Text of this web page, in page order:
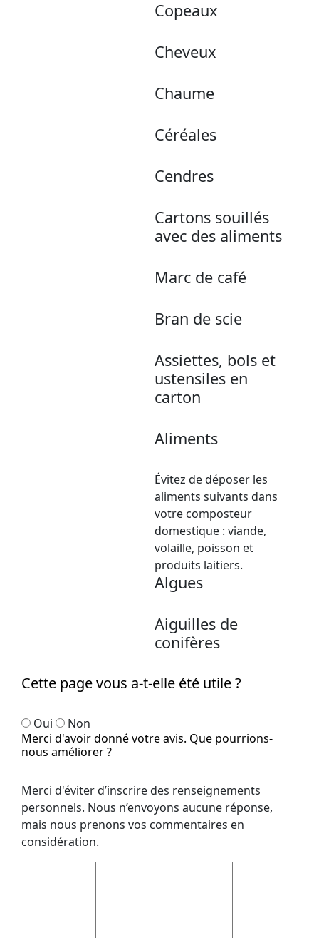
Copeaux
Cheveux
Chaume
Céréales
Cendres
Cartons souillés
avec des aliments
Marc de café
Bran de scie
Assiettes, bols et
ustensiles en
carton
Aliments
Évitez de déposer les
aliments suivants dans
votre composteur
domestique : viande,
volaille, poisson et
produits laitiers.
Algues
Aiguilles de
conifères
Cette page vous a-t-elle été utile ?
Oui
Non
Merci d'avoir donné votre avis. Que pourrions-
nous améliorer ?
Merci d'éviter d’inscrire des renseignements
personnels. Nous n’envoyons aucune réponse,
mais nous prenons vos commentaires en
considération.